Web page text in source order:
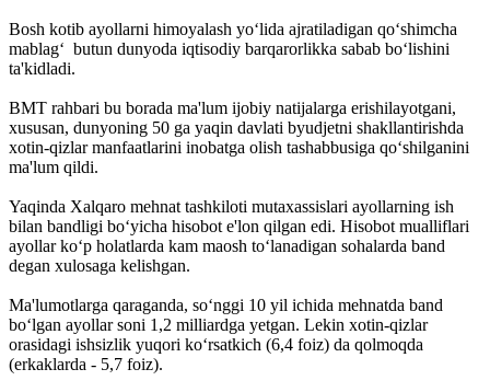
Bosh kotib ayollarni himoyalash yo‘lida ajratiladigan qo‘shimcha
mablag‘ butun dunyoda iqtisodiy barqarorlikka sabab bo‘lishini
ta'kidladi.
BMT rahbari bu borada ma'lum ijobiy natijalarga erishilayotgani,
xususan, dunyoning 50 ga yaqin davlati byudjetni shakllantirishda
xotin-qizlar manfaatlarini inobatga olish tashabbusiga qo‘shilganini
ma'lum qildi.
Yaqinda Xalqaro mehnat tashkiloti mutaxassislari ayollarning ish
bilan bandligi bo‘yicha hisobot e'lon qilgan edi. Hisobot mualliflari
ayollar ko‘p holatlarda kam maosh to‘lanadigan sohalarda band
degan xulosaga kelishgan.
Ma'lumotlarga qaraganda, so‘nggi 10 yil ichida mehnatda band
bo‘lgan ayollar soni 1,2 milliardga yetgan. Lekin xotin-qizlar
orasidagi ishsizlik yuqori ko‘rsatkich (6,4 foiz) da qolmoqda
(erkaklarda - 5,7 foiz).